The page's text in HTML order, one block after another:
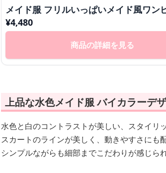
メイド服 フリルいっぱいメイド風ワン
¥4,480
商品の詳細を見る
上品な水色メイド服 バイカラーデ
水色と白のコントラストが美しい、スタイリ
スカートのラインが美しく、動きやすさにも
シンプルながらも細部までこだわりが感じら